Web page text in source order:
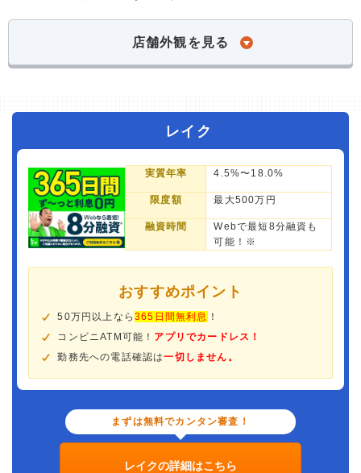
店舗外観を見る
レイク
実質年率 4.5%〜18.0%
限度額 最大500万円
融資時間
Webで最短8分融資も
可能！※
おすすめポイント
50万円以上なら365日間無利息 ！
コンビニATM可能！ アプリでカードレス！
勤務先への電話確認は一切しません。
まずは無料でカンタン審査！
レイクの詳細はこちら